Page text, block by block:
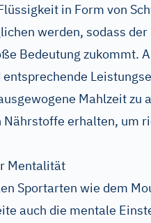
in Form von
werden, sodass
Bedeutung zukommt.
Mahlzeit zu
erhalten, um
Mentalität
Sportarten wie dem
auch die mentale